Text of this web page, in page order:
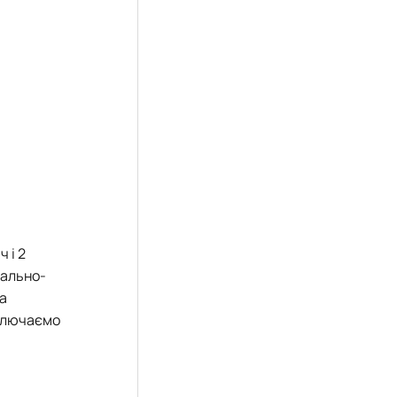
і 2